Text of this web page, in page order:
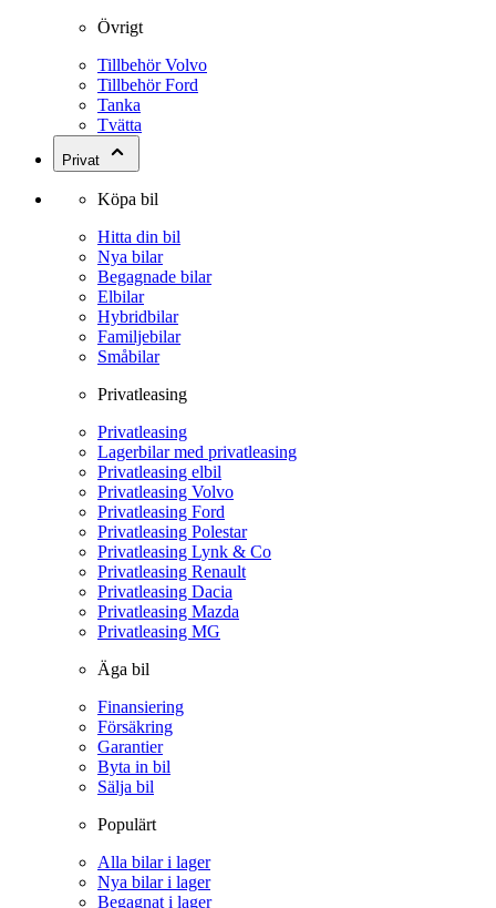
Övrigt
Tillbehör Volvo
Tillbehör Ford
Tanka
Tvätta
Privat
Köpa bil
Hitta din bil
Nya bilar
Begagnade bilar
Elbilar
Hybridbilar
Familjebilar
Småbilar
Privatleasing
Privatleasing
Lagerbilar med privatleasing
Privatleasing elbil
Privatleasing Volvo
Privatleasing Ford
Privatleasing Polestar
Privatleasing Lynk & Co
Privatleasing Renault
Privatleasing Dacia
Privatleasing Mazda
Privatleasing MG
Äga bil
Finansiering
Försäkring
Garantier
Byta in bil
Sälja bil
Populärt
Alla bilar i lager
Nya bilar i lager
Begagnat i lager